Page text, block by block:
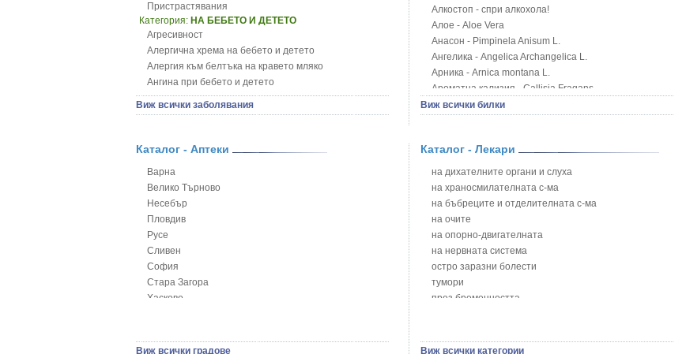
Пристрастявания
Категория: НА БЕБЕТО И ДЕТЕТО
Агресивност
Алергична хрема на бебето и детето
Алергия към белтъка на кравето мляко
Ангина при бебето и детето
Анемия при бебето и детето
Апетит - пълни деца
Безапетитие при бебето и детето
Бронхит и пневмония при деца
Варицела
Висока температура на бебето и детето
Възпаление на ушите на бебето и детето
Глисти
Грижа за пъпа на новороденото
Грип при бебето и детето
Гърч
Детски диабет
Виж всички заболявания
Алкостоп - спри алкохола!
Алое - Aloe Vera
Анасон - Pimpinela Anisum L.
Ангелика - Angelica Archangelica L.
Арника - Arnica montana L.
Ароматна кализия - Callisia Fragans
Арония - Sorbus melanocorpa
Блатен аир - Acorus calamus L.
Блатен тъжник - Spirea ulmaria L.
Блян
Бобови шушулки - Phaseolus Vulgaris L.
Божур - Paeonia Decora
Борови връхчета - Pinus sylvestris
Босилек - Ocimum Basillicum
Брей - Tamus Communis
Брош - Rubia tinctorum L.
Бръшлян - Hedera helix L.
Бял имел - Viscum album L.
Виж всички билки
Каталог - Аптеки
Варна
Велико Търново
Несебър
Пловдив
Русе
Сливен
София
Стара Загора
Хасково
Виж всички градове
Каталог - Лекари
на дихателните органи и слуха
на храносмилателната с-ма
на бъбреците и отделителната с-ма
на очите
на опорно-двигателната
на нервната система
остро заразни болести
тумори
през бременността
сексуални проблеми
Виж всички категории